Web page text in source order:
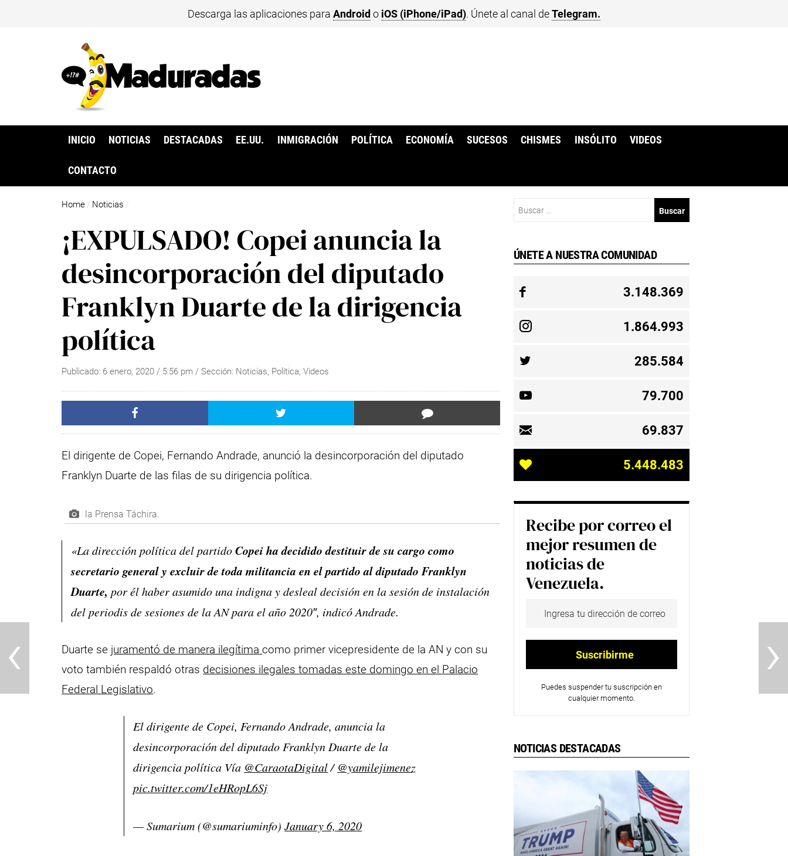
Descarga las aplicaciones para Android o iOS (iPhone/iPad). Únete al canal deTelegram.
INICIO NOTICIAS DESTACADAS EE.UU. INMIGRACIÓN POLÍTICA ECONOMÍA SUCESOS CHISMES INSÓLITO VIDEOS
CONTACTO
Home / Noticias /
¡EXPULSADO! Copei anuncia la
desincorporación del diputado
Franklyn Duarte de la dirigencia
política
Publicado: 6 enero, 2020 / 5:56 pm/ Sección: Noticias, Política,Videos
El dirigente de Copei, Fernando Andrade, anunció la desincorporación del diputado
Franklyn Duarte de las filas de su dirigencia política.
la Prensa Táchira.
«La dirección política del partidoCopei ha decidido destituir de su cargo como
secretario general y excluir de toda militancia en el partido al diputado Franklyn
Duarte, por él haber asumido una indigna y desleal decisión en la sesión de instalación
del periodis de sesiones de la AN para el año 2020″, indicó Andrade.
Duarte se juramentó de manera ilegítimacomo primer vicepresidente de la AN y con su
voto también respaldó otras decisiones ilegales tomadas este domingo en el Palacio
Federal Legislativo.
El dirigente de Copei, Fernando Andrade, anuncia la
desincorporación del diputado Franklyn Duarte de la
dirigencia política Vía @CaraotaDigital/@yamilejimenez
pic.twitter.com/1eHRopL6Sj
— Sumarium (@sumariuminfo)January 6, 2020
ÚNETE A NUESTRA COMUNIDAD
3.148.369
1.864.993
285.584
79.700
69.837
5.448.483
Recibe por correo el
mejor resumen de
noticias de
Venezuela.
Puedes suspender tu suscripción en
cualquier momento.
NOTICIAS DESTACADAS
›
‹